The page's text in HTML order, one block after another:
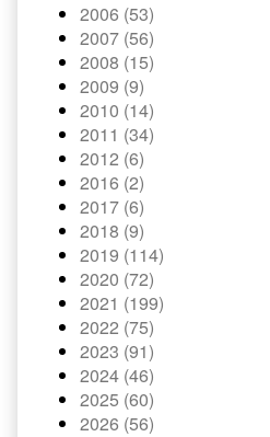
2006 (53)
2007 (56)
2008 (15)
2009 (9)
2010 (14)
2011 (34)
2012 (6)
2016 (2)
2017 (6)
2018 (9)
2019 (114)
2020 (72)
2021 (199)
2022 (75)
2023 (91)
2024 (46)
2025 (60)
2026 (56)